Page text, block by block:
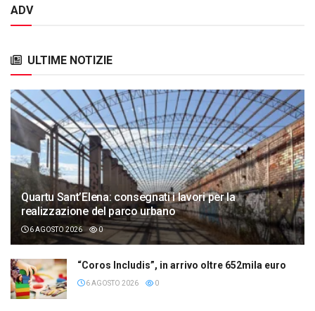
ADV
ULTIME NOTIZIE
Quartu Sant’Elena: consegnati i lavori per la
realizzazione del parco urbano
6 AGOSTO 2026 0
“Coros Includis”, in arrivo oltre 652mila euro
6 AGOSTO 2026 0